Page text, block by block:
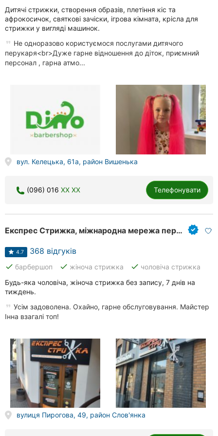
Дніпро
Львів
Кривий
Ріг
Полтава
Черкаси
Чернівці
Івано-
Ужгород
Дитячі стрижки, створення образів, плетіння кіс та
афрокосичок, святкові зачіски, ігрова кімната, крісла для
стрижки у вигляді машинок.
Не одноразово користуємося послугами дитячого
перукаря<br>Дуже гарне відношення до діток, приємний
персонал , гарна атмо...
вул. Келецька, 61а, район Вишенька
(096) 016 XX XX Телефонувати
Експрес Стрижка, міжнародна мережа перукарських салонів
4.7 368 відгуків
done барбершоп done жіноча стрижка done чоловіча стрижка
Будь-яка чоловіча, жіноча стрижка без запису, 7 днів на
тиждень.
Усім задоволена. Охайно, гарне обслуговування. Майстер
Інна взагалі топ!
вулиця Пирогова, 49, район Слов'янка